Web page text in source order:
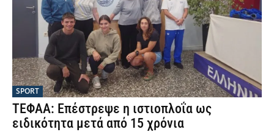
SPORT
ΤΕΦΑΑ: Επέστρεψε η ιστιοπλοΐα ως
ειδικότητα μετά από 15 χρόνια